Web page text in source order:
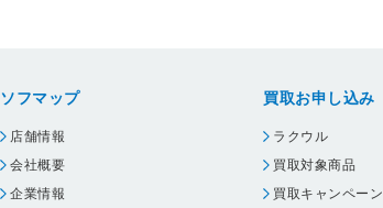
ソフマップ
店舗情報
会社概要
企業情報
買取お申し込み
ラクウル
買取対象商品
買取キャンペーン